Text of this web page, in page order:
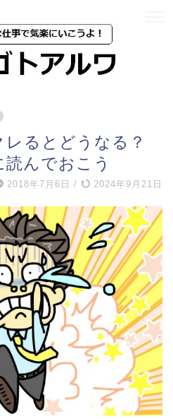
レるとどうなる？
んでおこう
2018年7月6日 / 2024年9月21日